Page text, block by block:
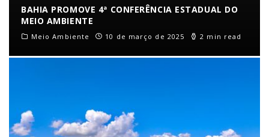
BAHIA PROMOVE 4ª CONFERÊNCIA ESTADUAL DO
MEIO AMBIENTE
Meio Ambiente 10 de março de 2025 2 min read